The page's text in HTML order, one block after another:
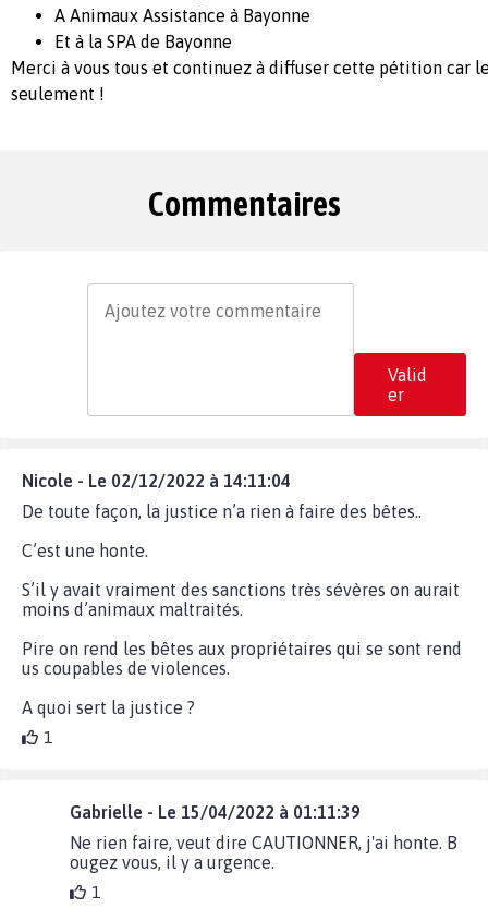
A Animaux Assistance à Bayonne
Et à la SPA de Bayonne
Merci à vous tous et continuez à diffuser cette pétition car
seulement !
Commentaires
Valid
er
Nicole - Le 02/12/2022 à 14:11:04
De toute façon, la justice n’a rien à faire des bêtes..
C’est une honte.
S’il y avait vraiment des sanctions très sévères on aurait
moins d’animaux maltraités.
Pire on rend les bêtes aux propriétaires qui se sont rend
us coupables de violences.
A quoi sert la justice ?
1
Gabrielle - Le 15/04/2022 à 01:11:39
Ne rien faire, veut dire CAUTIONNER, j'ai honte. B
ougez vous, il y a urgence.
1